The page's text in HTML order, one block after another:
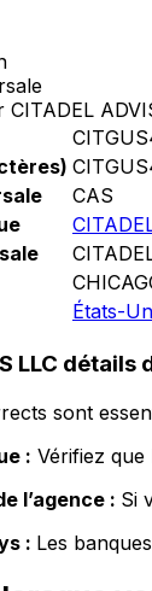
CAS
États-
LLC détails
sont
: Vérifiez
l’agence : Si
: Les